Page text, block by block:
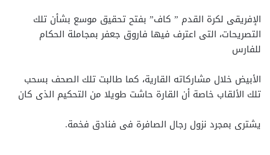
الإفريقى لكرة القدم ” كاف” بفتح تحقيق موسع بشأن تلك
التصريحات، التى اعترف فيها فاروق جعفر بمجاملة الحكام
للفارس
الأبيض خلال مشاركاته القارية، كما طالبت تلك الصحف بسحب
تلك الألقاب خاصة أن القارة حاشت طويلا من التحكيم الذى كان
يشترى بمجرد نزول رجال الصافرة فى فنادق فخمة.